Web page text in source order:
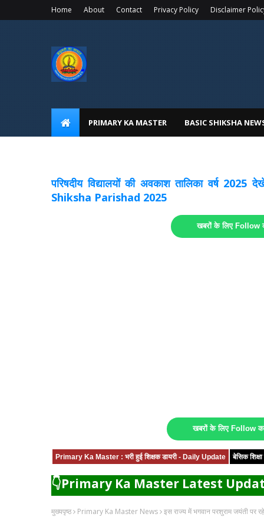
Home About Contact Privacy Policy Disclaimer
PRIMARY KA MASTER BASIC SHIKSHA
परिषदीय विद्यालयों की अवकाश तालिका वर्ष
Shiksha Parishad 2025
खबरों के लिए
खबरों के लिए Follow
Primary Ka Master : भरी हुई शिक्षक डायरी - Daily Update बेसिक
👇Primary Ka Master Latest
मुख्यपृष्ठ Primary Ka Master News इस राज्य में भगवान परशुराम जयंती पर